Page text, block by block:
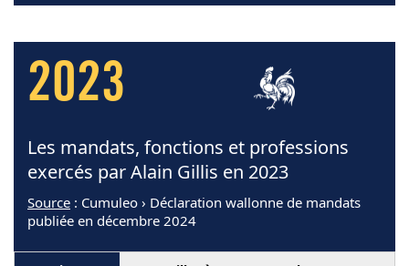
2023
Les mandats, fonctions et professions
exercés par Alain Gillis en 2023
Source : Cumuleo › Déclaration wallonne de mandats
publiée en décembre 2024